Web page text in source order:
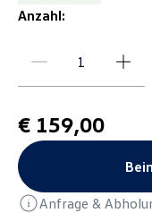
Anzahl:
€ 159,00
Anfrage &